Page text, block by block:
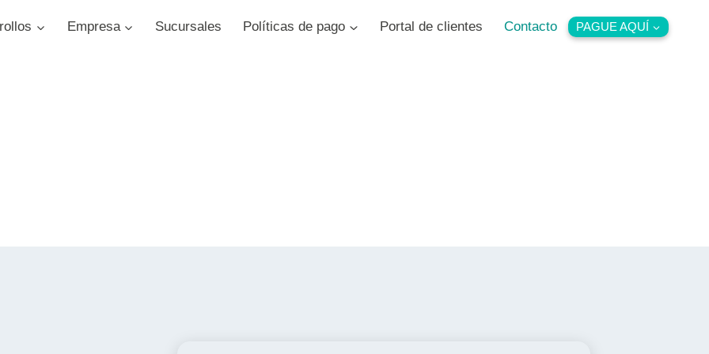
Empresa Sucursales Políticas de pago Portal de clientes Contacto PAGUE AQUÍ